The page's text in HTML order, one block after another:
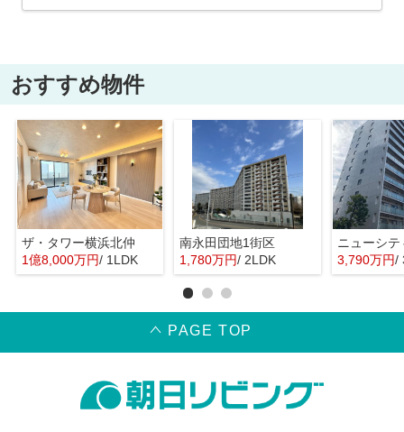
おすすめ物件
ザ・タワー横浜北仲
1億8,000万円/ 1LDK
南永田団地1街区
1,780万円/ 2LDK 3,790万円/
PAGE TOP